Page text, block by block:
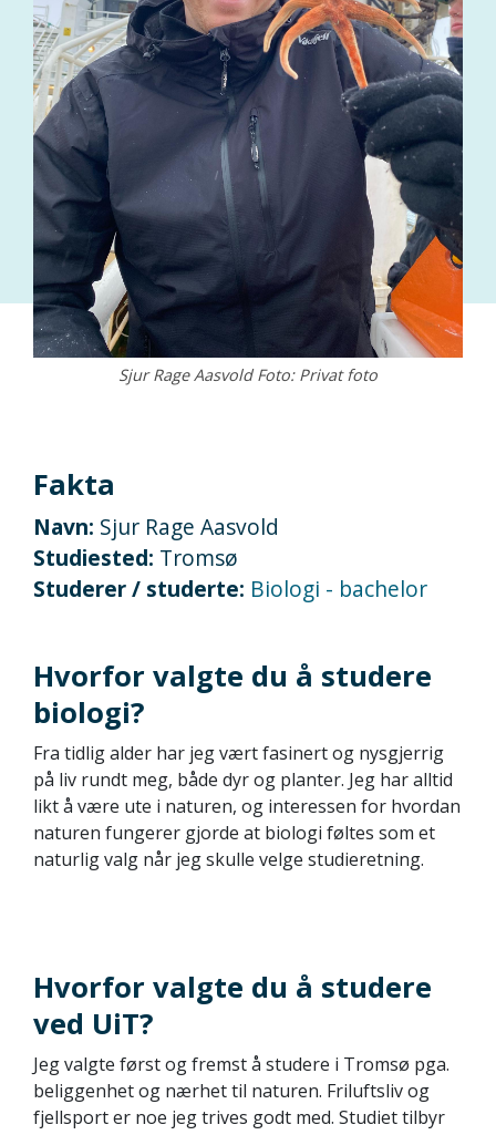
Sjur Rage Aasvold Foto: Privat foto
Fakta
Navn: Sjur Rage Aasvold
Studiested: Tromsø
Studerer / studerte: Biologi - bachelor
Hvorfor valgte du å studere
biologi?
Fra tidlig alder har jeg vært fasinert og nysgjerrig
på liv rundt meg, både dyr og planter. Jeg har alltid
likt å være ute i naturen, og interessen for hvordan
naturen fungerer gjorde at biologi føltes som et
naturlig valg når jeg skulle velge studieretning.
Hvorfor valgte du å studere
ved UiT?
Jeg valgte først og fremst å studere i Tromsø pga.
beliggenhet og nærhet til naturen. Friluftsliv og
fjellsport er noe jeg trives godt med. Studiet tilbyr